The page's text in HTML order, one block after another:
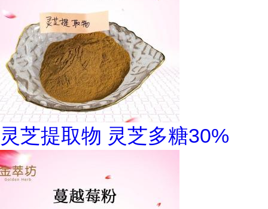
灵芝提取物 灵芝多糖30%